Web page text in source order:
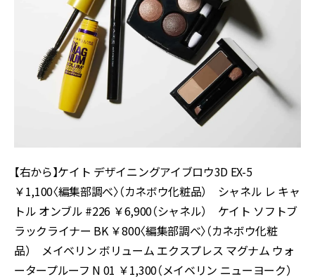
【右から】ケイト デザイニングアイブロウ3D EX-5
￥1,100〈編集部調べ〉（カネボウ化粧品） シャネル レ キャ
トル オンブル #226 ￥6,900（シャネル） ケイト ソフトブ
ラックライナー BK ￥800〈編集部調べ〉（カネボウ化粧
品） メイベリン ボリューム エクスプレス マグナム ウォ
ータープルーフ N 01 ￥1,300（メイベリン ニューヨーク）